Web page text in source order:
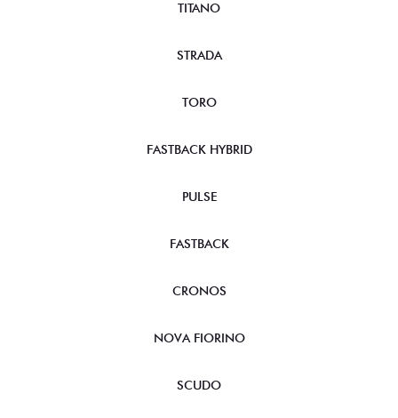
TITANO
STRADA
TORO
FASTBACK HYBRID
PULSE
FASTBACK
CRONOS
NOVA FIORINO
SCUDO